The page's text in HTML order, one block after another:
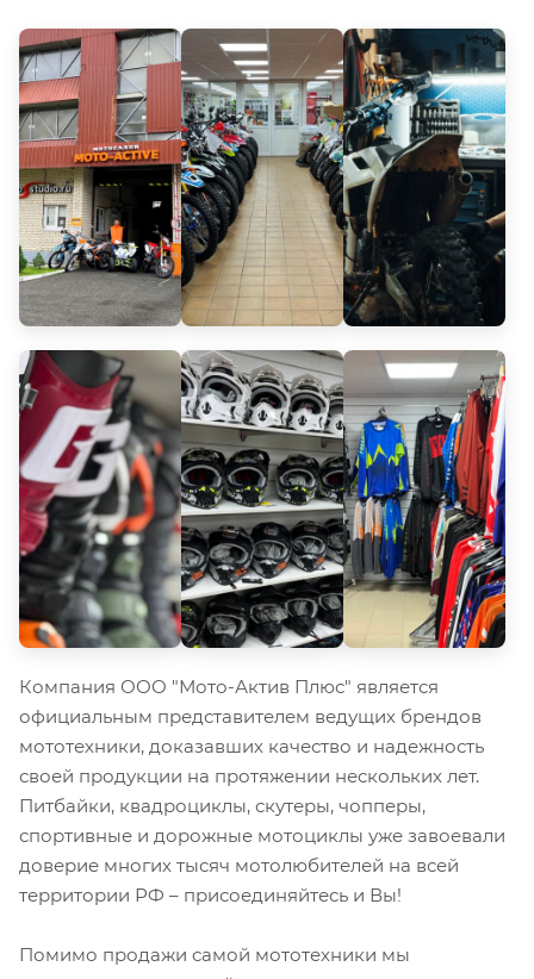
Компания ООО "Мото-Актив Плюс" является
официальным представителем ведущих брендов
мототехники, доказавших качество и надежность
своей продукции на протяжении нескольких лет.
Питбайки, квадроциклы, скутеры, чопперы,
спортивные и дорожные мотоциклы уже завоевали
доверие многих тысяч мотолюбителей на всей
территории РФ – присоединяйтесь и Вы!
Помимо продажи самой мототехники мы